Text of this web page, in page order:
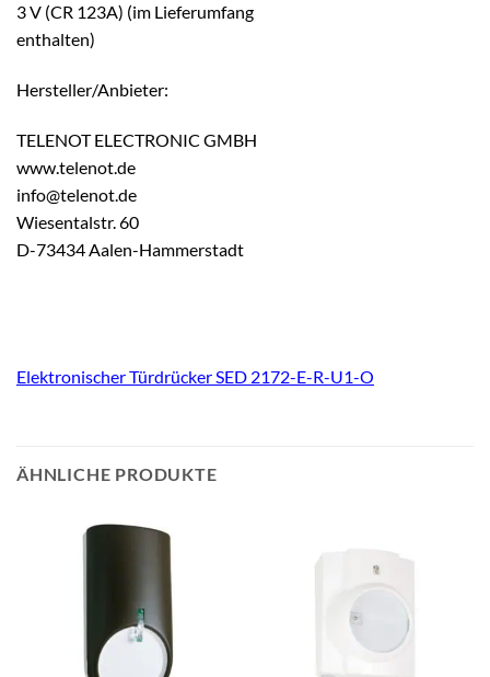
3 V (CR 123A) (im Lieferumfang
enthalten)
Hersteller/Anbieter:
TELENOT ELECTRONIC GMBH
www.telenot.de
info@telenot.de
Wiesentalstr. 60
D-73434 Aalen-Hammerstadt
Elektronischer Türdrücker SED 2172-E-R-U1-O
ÄHNLICHE PRODUKTE